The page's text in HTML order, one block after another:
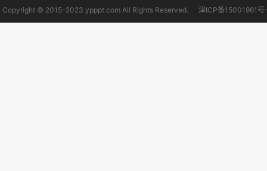
Copyright © 2015-2023 ypppt.com All Rights Reserved. 津ICP备15001961号